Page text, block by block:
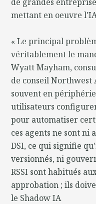
mettant en oeuvre
« Le principal
véritablement le
Wyatt Mayham,
de conseil Northwest
souvent en
utilisateurs
pour automatiser
ces agents ne sont ni
DSI, ce qui signifie
versionnés, ni
RSSI sont habitués
approbation ; ils
le Shadow IA